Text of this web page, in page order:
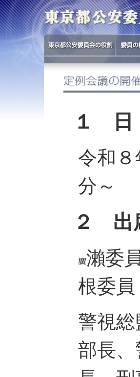
１
令和
分～
２ 出
瀨委
根委
警視
部長